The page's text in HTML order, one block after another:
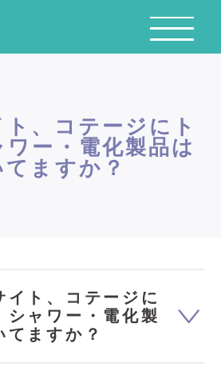
、コテージにト
ー・電化製品は
ますか？
イト、コテージに
シャワー・電化製
てますか？